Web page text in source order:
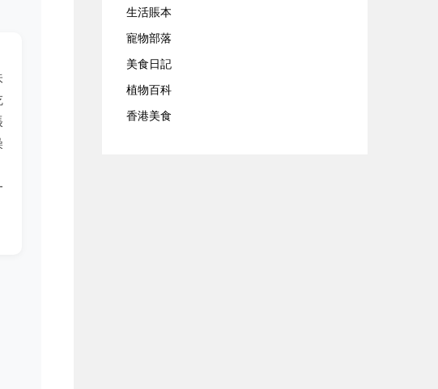
生活賬本
寵物部落
美食日記
植物百科
香港美食